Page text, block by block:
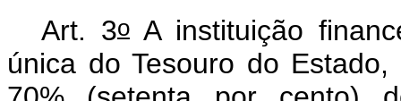
Art. 3oA instituição
única do Tesouro do